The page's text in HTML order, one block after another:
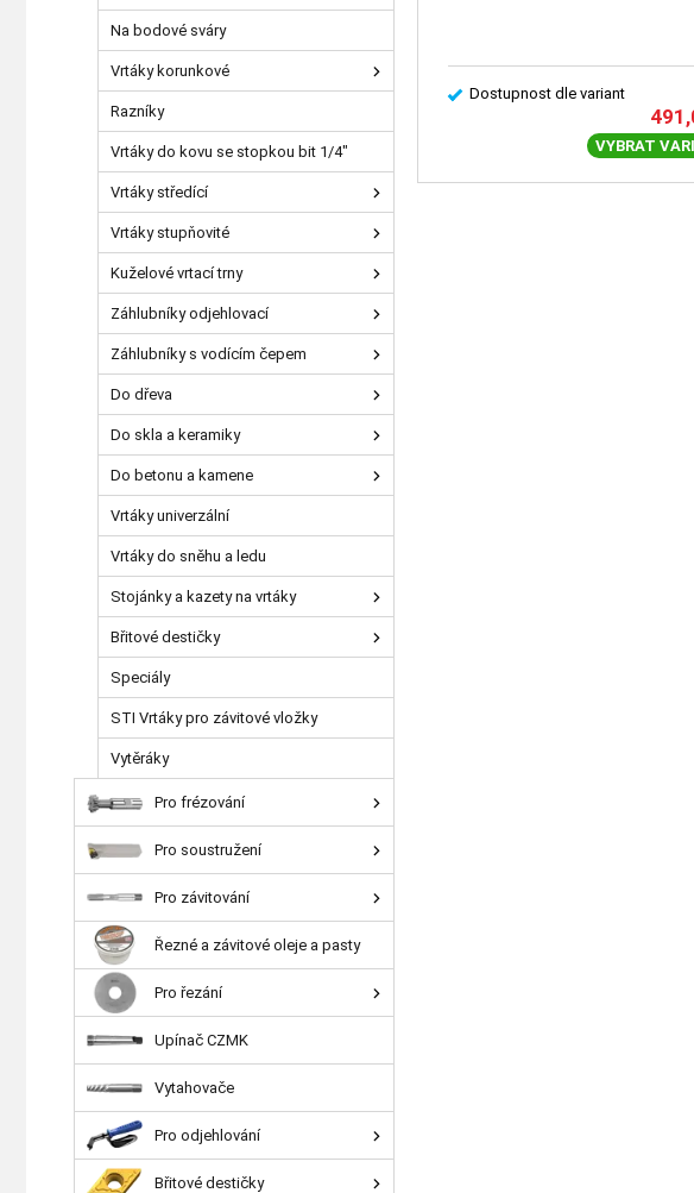
Dostupnost dle variant
VYBRAT
Na bodové sváry
Vrtáky korunkové
Razníky
Vrtáky do kovu se stopkou bit 1/4"
Vrtáky středící
Vrtáky stupňovité
Kuželové vrtací trny
Záhlubníky odjehlovací
Záhlubníky s vodícím čepem
Do dřeva
Do skla a keramiky
Do betonu a kamene
Vrtáky univerzální
Vrtáky do sněhu a ledu
Stojánky a kazety na vrtáky
Břitové destičky
Speciály
STI Vrtáky pro závitové vložky
Vytěráky
Pro frézování
Pro soustružení
Pro závitování
Řezné a závitové oleje a pasty
Pro řezání
Upínač CZMK
Vytahovače
Pro odjehlování
Břitové destičky